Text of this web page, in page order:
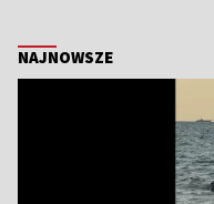
NAJNOWSZE